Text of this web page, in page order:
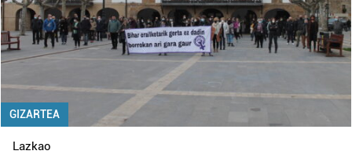
GIZARTEA
Lazkao